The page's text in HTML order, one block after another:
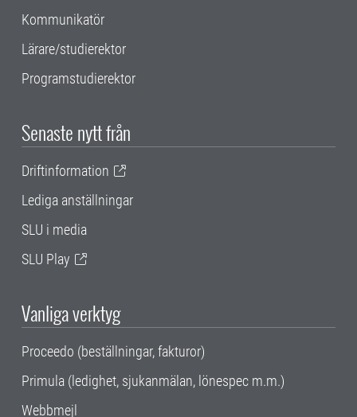
Kommunikatör
Lärare/studierektor
Programstudierektor
Senaste nytt från
Driftinformation
Lediga anställningar
SLU i media
SLU Play
Vanliga verktyg
Proceedo (beställningar, fakturor)
Primula (ledighet, sjukanmälan, lönespec m.m.)
Webbmejl